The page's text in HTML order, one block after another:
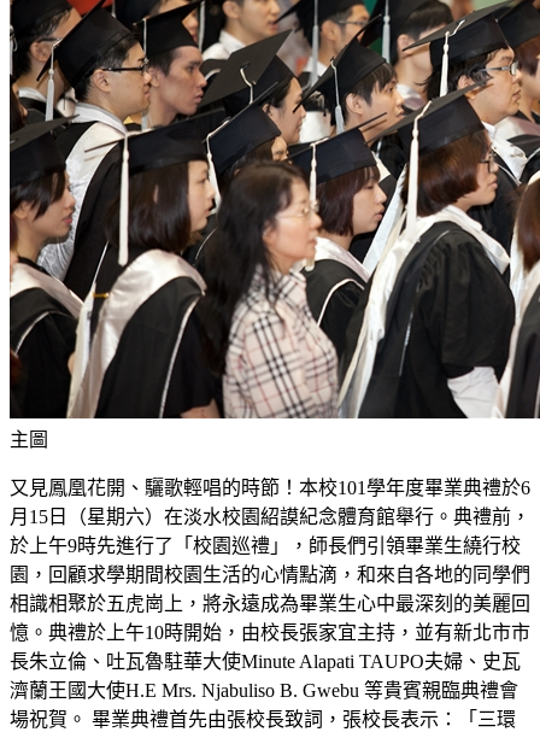
主圖
又見鳳凰花開、驪歌輕唱的時節！本校101學年度畢業典禮於6
月15日（星期六）在淡水校園紹謨紀念體育館舉行。典禮前，
於上午9時先進行了「校園巡禮」，師長們引領畢業生繞行校
園，回顧求學期間校園生活的心情點滴，和來自各地的同學們
相識相聚於五虎崗上，將永遠成為畢業生心中最深刻的美麗回
憶。典禮於上午10時開始，由校長張家宜主持，並有新北市市
長朱立倫、吐瓦魯駐華大使Minute Alapati TAUPO夫婦、史瓦
濟蘭王國大使H.E Mrs. Njabuliso B. Gwebu 等貴賓親臨典禮會
場祝賀。 畢業典禮首先由張校長致詞，張校長表示：「三環